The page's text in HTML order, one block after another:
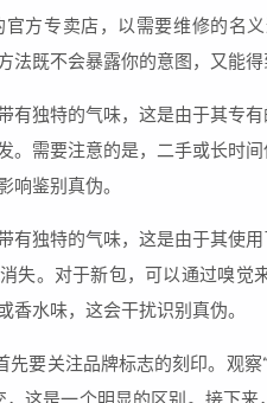
方专卖店，以需要维修的名
法既不会暴露你的意图，又能得
有独特的气味，这是由于其专
。需要注意的是，二手或长时
响鉴别真伪。
有独特的气味，这是由于其使
失。对于新包，可以通过嗅
香水味，这会干扰识别真伪。
要关注品牌标志的刻印。观